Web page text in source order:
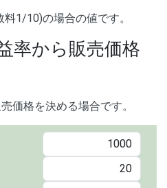
1/10)の場合の値です。
率から販売価格
価格を決める場合です。